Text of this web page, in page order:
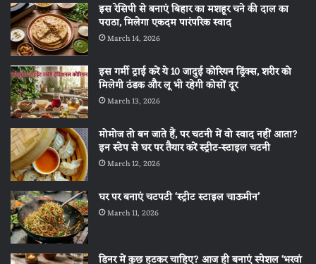
इस रेसिपी से बनाएं बिहार का मशहूर चने की दाल का
पराठा, मिलेगा एकदम पारंपरिक स्वाद
March 14, 2026
इस गर्मी ट्राई करें ये 10 जादुई कोरियन ड्रिंक्स, शरीर को
मिलेगी ठंडक और लू भी रहेगी कोसों दूर
March 13, 2026
मोमोज तो बन जाते हैं, पर चटनी में वो स्वाद नहीं आता?
इन स्टेप से घर पर तैयार करें स्ट्रीट-स्टाइल चटनी
March 12, 2026
घर पर बनाएं चटपटी ‘स्ट्रीट स्टाइल चाऊमीन’
March 11, 2026
डिनर में कुछ हटकर चाहिए? आज ही बनाएं स्पेशल ‘भरवां